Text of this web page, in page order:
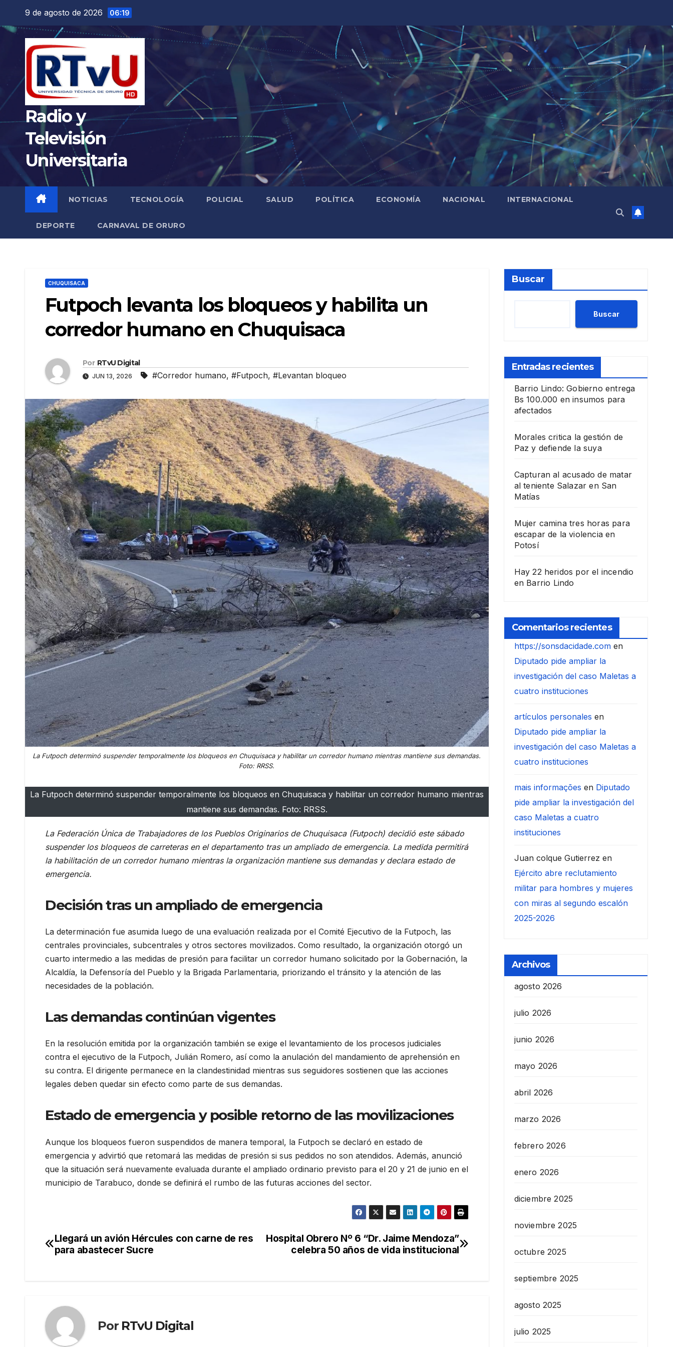
contenido
9 de agosto de 2026 06:19
Radio y
Televisión
Universitaria
NOTICIAS TECNOLOGÍA POLICIAL SALUD POLÍTICA ECONOMÍA NACIONAL INTERNACIONAL
DEPORTE CARNAVAL DE ORURO
CHUQUISACA
Futpoch levanta los bloqueos y habilita un
corredor humano en Chuquisaca
Por RTvU Digital
JUN 13, 2026 #Corredor humano, #Futpoch, #Levantan bloqueo
La Futpoch determinó suspender temporalmente los bloqueos en Chuquisaca y habilitar un corredor humano mientras mantiene sus demandas.
Foto: RRSS.
La Futpoch determinó suspender temporalmente los bloqueos en Chuquisaca y habilitar un corredor humano mientras
mantiene sus demandas. Foto: RRSS.
La Federación Única de Trabajadores de los Pueblos Originarios de Chuquisaca (Futpoch) decidió este sábado
suspender los bloqueos de carreteras en el departamento tras un ampliado de emergencia. La medida permitirá
la habilitación de un corredor humano mientras la organización mantiene sus demandas y declara estado de
emergencia.
Decisión tras un ampliado de emergencia
La determinación fue asumida luego de una evaluación realizada por el Comité Ejecutivo de la Futpoch, las
centrales provinciales, subcentrales y otros sectores movilizados. Como resultado, la organización otorgó un
cuarto intermedio a las medidas de presión para facilitar un corredor humano solicitado por la Gobernación, la
Alcaldía, la Defensoría del Pueblo y la Brigada Parlamentaria, priorizando el tránsito y la atención de las
necesidades de la población.
Las demandas continúan vigentes
En la resolución emitida por la organización también se exige el levantamiento de los procesos judiciales
contra el ejecutivo de la Futpoch, Julián Romero, así como la anulación del mandamiento de aprehensión en
su contra. El dirigente permanece en la clandestinidad mientras sus seguidores sostienen que las acciones
legales deben quedar sin efecto como parte de sus demandas.
Estado de emergencia y posible retorno de las movilizaciones
Aunque los bloqueos fueron suspendidos de manera temporal, la Futpoch se declaró en estado de
emergencia y advirtió que retomará las medidas de presión si sus pedidos no son atendidos. Además, anunció
que la situación será nuevamente evaluada durante el ampliado ordinario previsto para el 20 y 21 de junio en el
municipio de Tarabuco, donde se definirá el rumbo de las futuras acciones del sector.
Navegación
Hospital Obrero Nº 6 “Dr. Jaime Mendoza”
celebra 50 años de vida institucional
Llegará un avión Hércules con carne de res
para abastecer Sucre
Por RTvU Digital
Buscar
Buscar
Entradas recientes
Barrio Lindo: Gobierno entrega
Bs 100.000 en insumos para
afectados
Morales critica la gestión de
Paz y defiende la suya
Capturan al acusado de matar
al teniente Salazar en San
Matías
Mujer camina tres horas para
escapar de la violencia en
Potosí
Hay 22 heridos por el incendio
en Barrio Lindo
Comentarios recientes
https://sonsdacidade.comen
Diputado pide ampliar la
investigación del caso Maletas a
cuatro instituciones
artículos personales en
Diputado pide ampliar la
investigación del caso Maletas a
cuatro instituciones
mais informações en Diputado
pide ampliar la investigación del
caso Maletas a cuatro
instituciones
Juan colque Gutierrez en
Ejército abre reclutamiento
militar para hombres y mujeres
con miras al segundo escalón
2025-2026
Archivos
agosto 2026
julio 2026
junio 2026
mayo 2026
abril 2026
marzo 2026
febrero 2026
enero 2026
diciembre 2025
noviembre 2025
octubre 2025
septiembre 2025
agosto 2025
julio 2025